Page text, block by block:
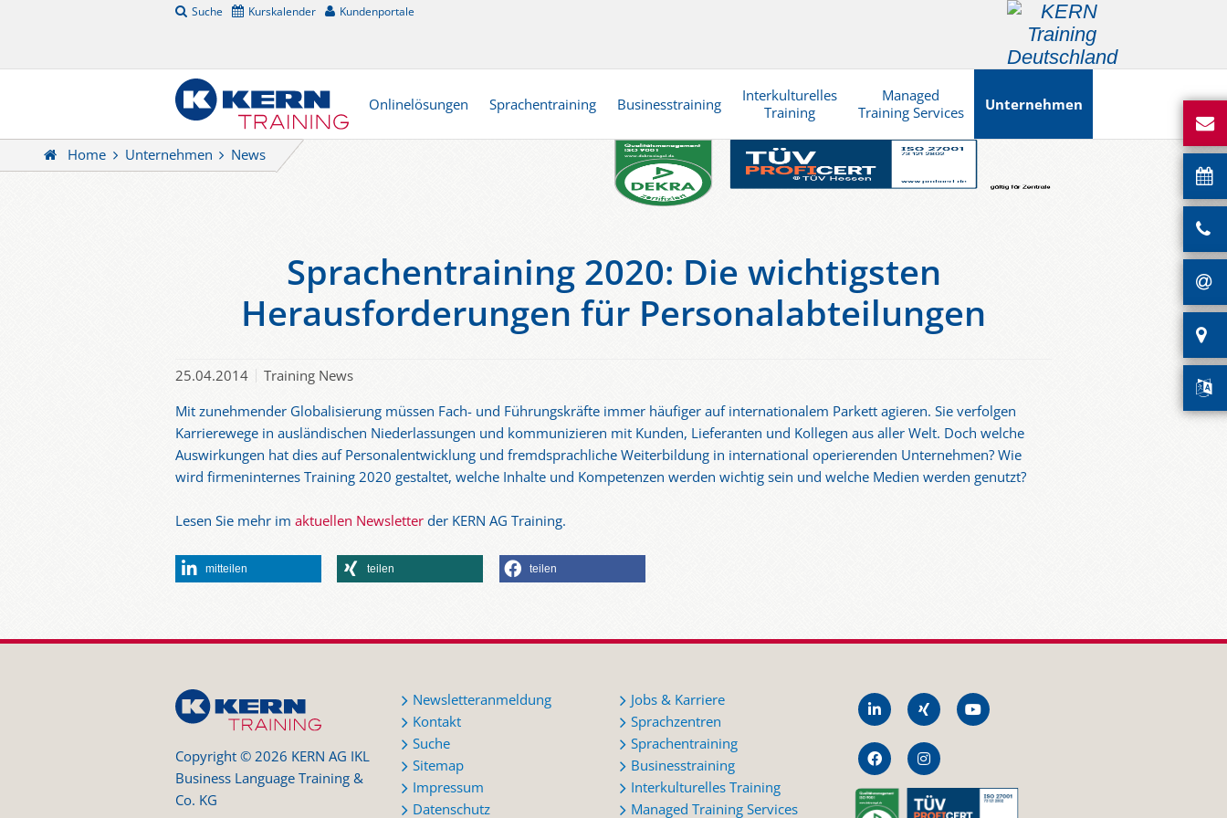
Suche Kurskalender Kundenportale
Onlinelösungen Sprachentraining Businesstraining
Interkulturelles
Training
Managed
Training Services
Unternehmen
Home Unternehmen News
Sprachentraining 2020: Die wichtigsten
Herausforderungen für Personalabteilungen
25.04.2014
Training News
Mit zunehmender Globalisierung müssen Fach- und Führungskräfte immer häufiger auf internationalem Parkett agieren. Sie verfolgen
Karrierewege in ausländischen Niederlassungen und kommunizieren mit Kunden, Lieferanten und Kollegen aus aller Welt. Doch welche
Auswirkungen hat dies auf Personalentwicklung und fremdsprachliche Weiterbildung in international operierenden Unternehmen? Wie
wird firmeninternes Training 2020 gestaltet, welche Inhalte und Kompetenzen werden wichtig sein und welche Medien werden genutzt?
Lesen Sie mehr im aktuellen Newsletterder KERN AG Training.
mitteilen teilen teilen
Copyright © 2026 KERN AG IKL
Business Language Training &
Co. KG
Newsletteranmeldung
Kontakt
Suche
Sitemap
Impressum
Datenschutz
Jobs & Karriere
Sprachzentren
Sprachentraining
Businesstraining
Interkulturelles Training
Managed Training Services